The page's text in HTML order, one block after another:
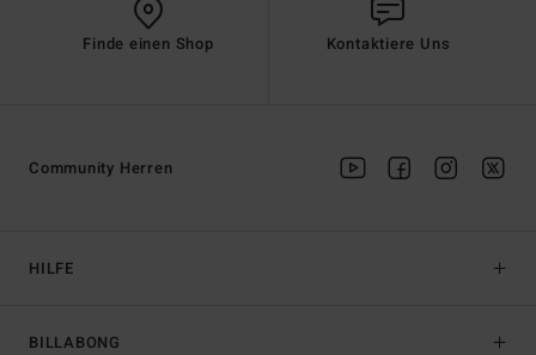
Finde einen Shop Kontaktiere Uns
HILFE
BILLABONG
Community Herren